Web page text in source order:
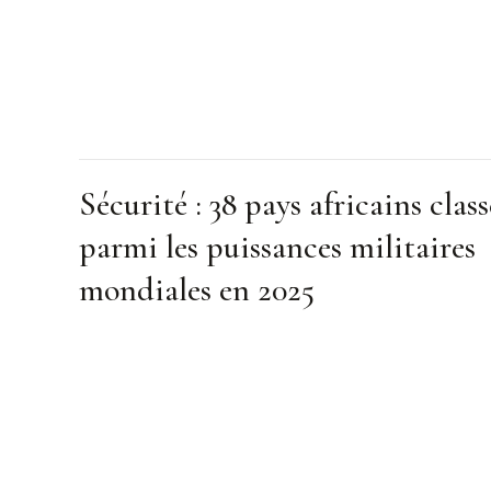
Sécurité : 38 pays africains
parmi les puissances militaires
mondiales en 2025